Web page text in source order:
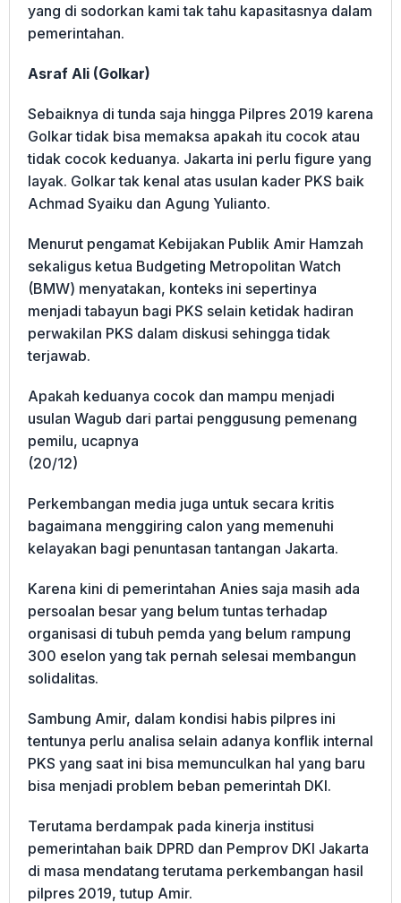
yang di sodorkan kami tak tahu kapasitasnya dalam
pemerintahan.
Asraf Ali (Golkar)
Sebaiknya di tunda saja hingga Pilpres 2019 karena
Golkar tidak bisa memaksa apakah itu cocok atau
tidak cocok keduanya. Jakarta ini perlu figure yang
layak. Golkar tak kenal atas usulan kader PKS baik
Achmad Syaiku dan Agung Yulianto.
Menurut pengamat Kebijakan Publik Amir Hamzah
sekaligus ketua Budgeting Metropolitan Watch
(BMW) menyatakan, konteks ini sepertinya
menjadi tabayun bagi PKS selain ketidak hadiran
perwakilan PKS dalam diskusi sehingga tidak
terjawab.
Apakah keduanya cocok dan mampu menjadi
usulan Wagub dari partai penggusung pemenang
pemilu, ucapnya
(20/12)
Perkembangan media juga untuk secara kritis
bagaimana menggiring calon yang memenuhi
kelayakan bagi penuntasan tantangan Jakarta.
Karena kini di pemerintahan Anies saja masih ada
persoalan besar yang belum tuntas terhadap
organisasi di tubuh pemda yang belum rampung
300 eselon yang tak pernah selesai membangun
solidalitas.
Sambung Amir, dalam kondisi habis pilpres ini
tentunya perlu analisa selain adanya konflik internal
PKS yang saat ini bisa memunculkan hal yang baru
bisa menjadi problem beban pemerintah DKI.
Terutama berdampak pada kinerja institusi
pemerintahan baik DPRD dan Pemprov DKI Jakarta
di masa mendatang terutama perkembangan hasil
pilpres 2019, tutup Amir.